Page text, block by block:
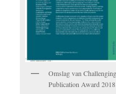
Omslag van
Publication Award